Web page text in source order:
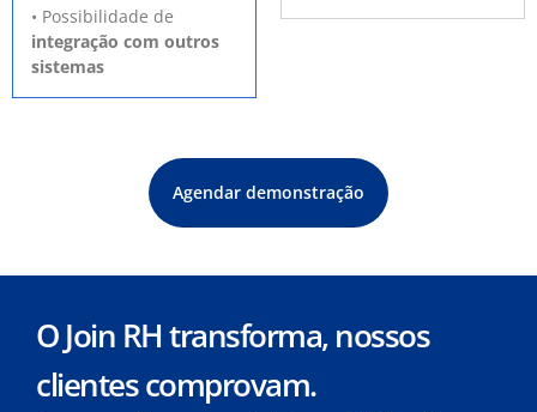
• Possibilidade de
integração com outros
sistemas
Agendar demonstração
O Join RH transforma, nossos
clientes comprovam.